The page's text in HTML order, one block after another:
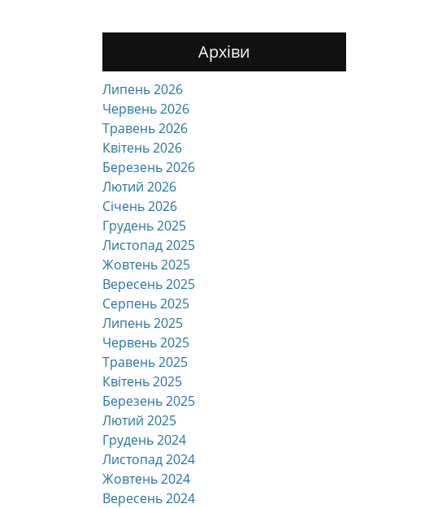
Архіви
Липень 2026
Червень 2026
Травень 2026
Квітень 2026
Березень 2026
Лютий 2026
Січень 2026
Грудень 2025
Листопад 2025
Жовтень 2025
Вересень 2025
Серпень 2025
Липень 2025
Червень 2025
Травень 2025
Квітень 2025
Березень 2025
Лютий 2025
Грудень 2024
Листопад 2024
Жовтень 2024
Вересень 2024